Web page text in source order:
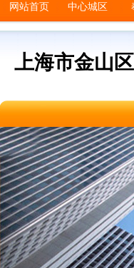
网站首页 中心城区
上海市金山